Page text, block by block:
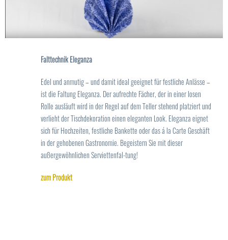
Falttechnik Eleganza
Edel und anmutig – und damit ideal geeignet für festliche Anlässe –
ist die Faltung Eleganza. Der aufrechte Fächer, der in einer losen
Rolle ausläuft wird in der Regel auf dem Teller stehend platziert und
verlieht der Tischdekoration einen eleganten Look. Eleganza eignet
sich für Hochzeiten, festliche Bankette oder das á la Carte Geschäft
in der gehobenen Gastronomie. Begeistern Sie mit dieser
außergewöhnlichen Serviettenfal-tung!
zum Produkt